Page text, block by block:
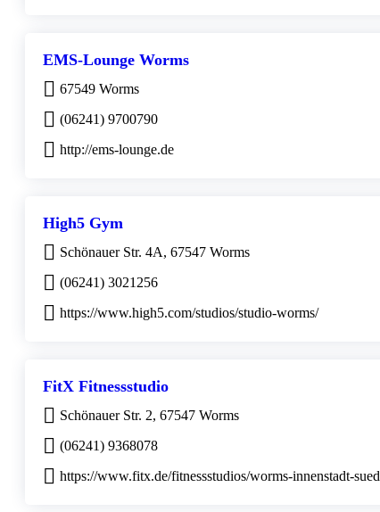
EMS-Lounge Worms
67549 Worms
(06241) 9700790
http://ems-lounge.de
High5 Gym
Schönauer Str. 4A, 67547 Worms
(06241) 3021256
https://www.high5.com/studios/studio-worms/
FitX Fitnessstudio
Schönauer Str. 2, 67547 Worms
(06241) 9368078
https://www.fitx.de/fitnessstudios/worms-innenstadt-sued